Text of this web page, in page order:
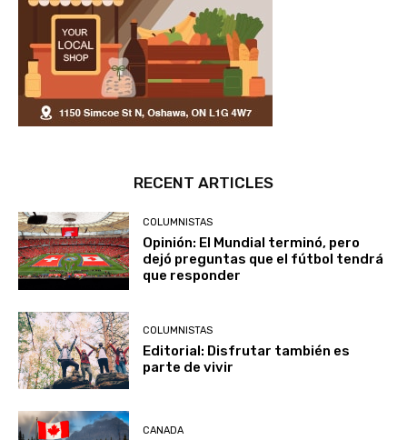
RECENT ARTICLES
COLUMNISTAS
Opinión: El Mundial terminó, pero
dejó preguntas que el fútbol tendrá
que responder
COLUMNISTAS
Editorial: Disfrutar también es
parte de vivir
CANADA